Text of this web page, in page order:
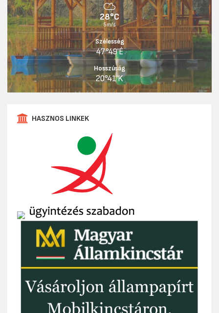
28°C
5m/s
Szélesség
47°49'É
Hosszúság
20°41'K
HASZNOS LINKEK